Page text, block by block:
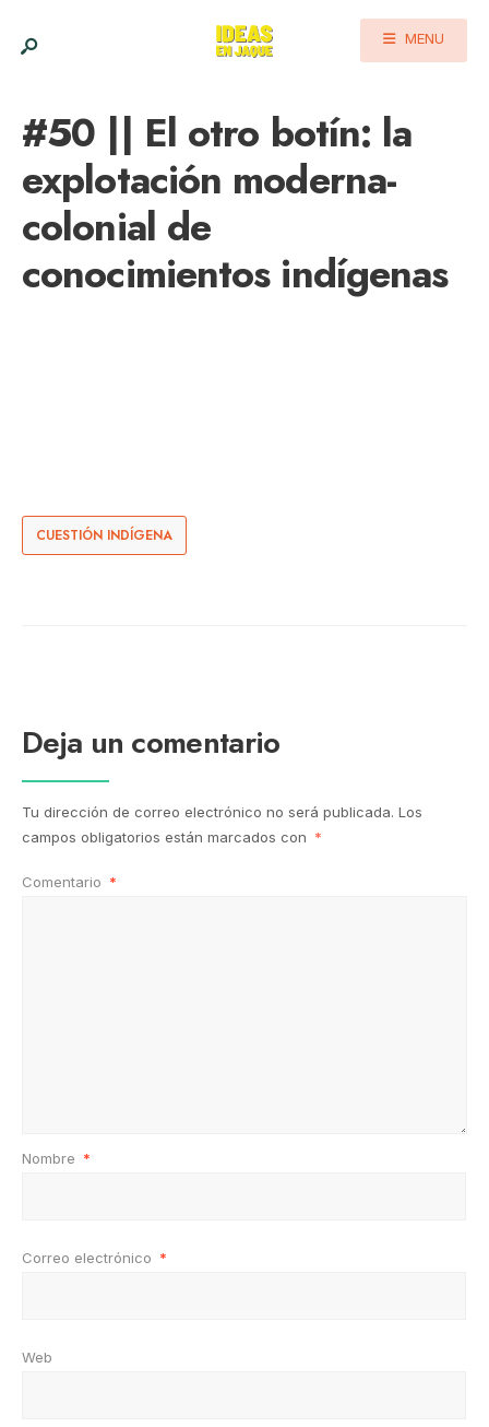
MENU
#50 || El otro botín: la
explotación moderna-
colonial de
conocimientos indígenas
CUESTIÓN INDÍGENA
Deja un comentario
Tu dirección de correo electrónico no será publicada. Los
campos obligatorios están marcados con *
Comentario *
Nombre *
Correo electrónico *
Web